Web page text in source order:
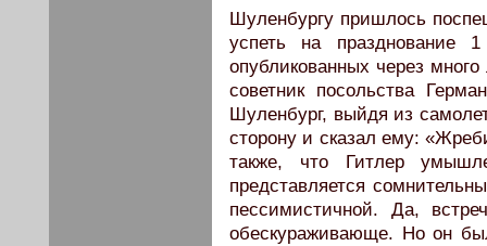
Шуленбургу пришлось
успеть на
опубликованных через
советник посольства
Шуленбург, выйдя из
сторону и сказал ему:
также, что Гитлер
представляется
пессимистичной. Да,
обескураживающе. Но он